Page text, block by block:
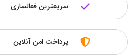
سریعترین فعالسازی
پرداخت امن آنلاین